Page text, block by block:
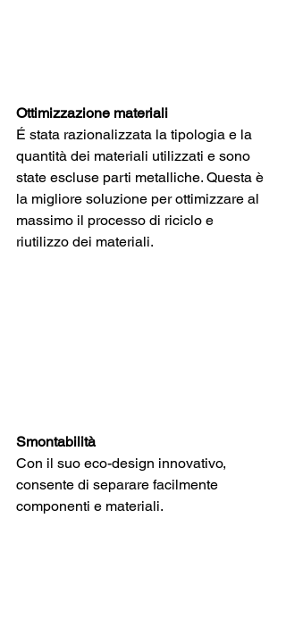
Ottimizzazione materiali
É stata razionalizzata la tipologia e la
quantità dei materiali utilizzati e sono
state escluse parti metalliche. Questa è
la migliore soluzione per ottimizzare al
massimo il processo di riciclo e
riutilizzo dei materiali.
Smontabilità
Con il suo eco-design innovativo,
consente di separare facilmente
componenti e materiali.